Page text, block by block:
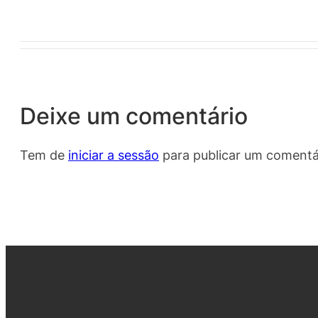
Deixe um comentário
Tem de iniciar a sessão para publicar um